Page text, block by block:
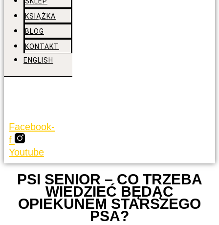
KSIĄŻKA
BLOG
KONTAKT
ENGLISH
Facebook-
f
Youtube
PSI SENIOR – CO TRZEBA
WIEDZIEĆ BĘDĄC
OPIEKUNEM STARSZEGO
PSA?